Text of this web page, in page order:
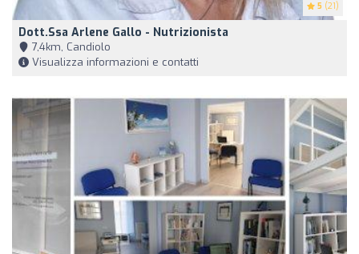
5 (21)
Dott.ssa Arlene Gallo - Nutrizionista
7,4km, Candiolo
Visualizza informazioni e contatti